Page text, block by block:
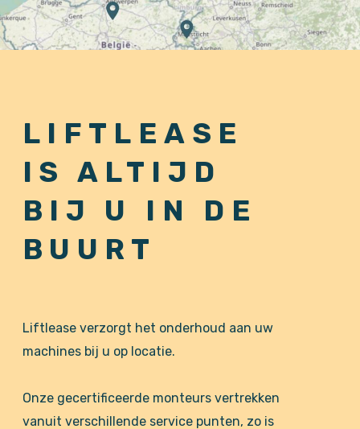
LIFTLEASE
IS ALTIJD
BIJ U IN DE
BUURT
Liftlease verzorgt het onderhoud aan uw
machines bij u op locatie.
Onze gecertificeerde monteurs vertrekken
vanuit verschillende service punten, zo is